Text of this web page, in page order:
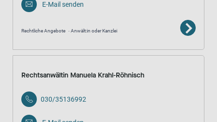
E-Mail senden
Rechtliche Angebote Anwält:in oder Kanzlei
Rechtsanwältin Manuela Krahl-Röhnisch
030/35136992